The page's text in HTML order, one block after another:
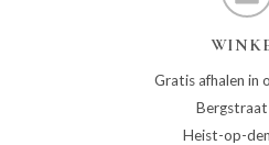
Gratis afhalen in
Bergstraat
Heist-op-